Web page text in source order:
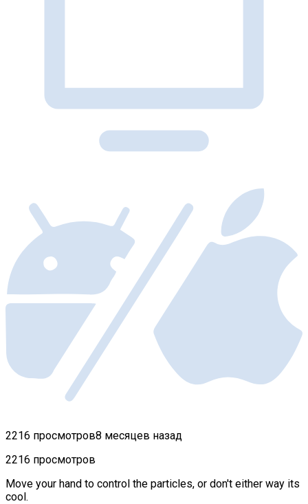
2216 просмотров8 месяцев назад
2216 просмотров
Move your hand to control the particles, or don't either way its
cool.